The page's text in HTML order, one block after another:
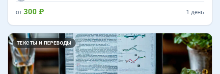
от 300 ₽ 1 день
ТЕКСТЫ И ПЕРЕВОДЫ